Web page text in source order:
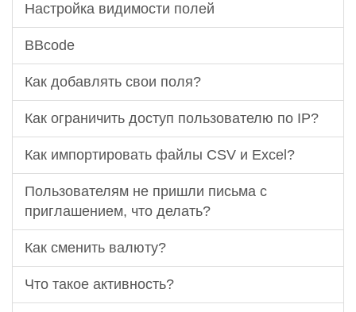
Настройка видимости полей
BBcode
Как добавлять свои поля?
Как ограничить доступ пользователю по IP?
Как импортировать файлы CSV и Excel?
Пользователям не пришли письма с
приглашением, что делать?
Как сменить валюту?
Что такое активность?